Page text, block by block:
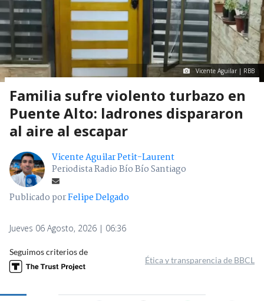
Vicente Aguilar | RBB
Familia sufre violento turbazo en
Puente Alto: ladrones dispararon
al aire al escapar
Vicente Aguilar Petit-Laurent
Periodista Radio Bío Bío Santiago
Publicado porFelipe Delgado
Jueves 06 Agosto, 2026 | 06:36
Seguimos criterios de
Ética y transparencia de BBCL